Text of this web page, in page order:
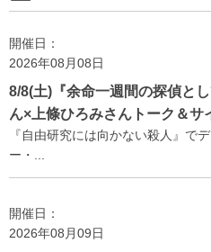
開催日：
2026年08月08日
8/8(土)『余命一週間の探偵と
ん×上條ひろみさんトーク＆サ
『自由研究には向かない殺人』で
ー・...
開催日：
2026年08月09日